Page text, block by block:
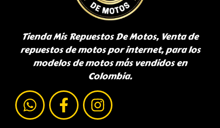
Tienda Mis Repuestos De Motos, Venta de
repuestos de motos por internet, para los
modelos de motos más vendidos en
Colombia.